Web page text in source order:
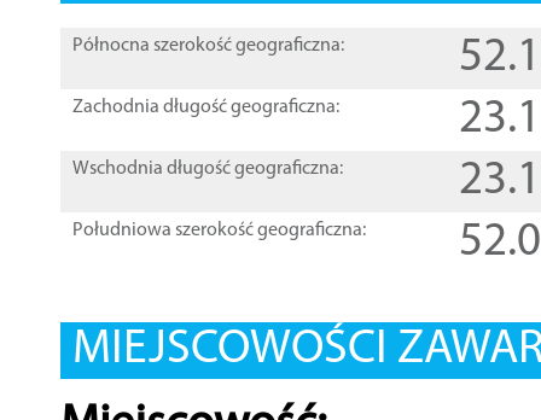
Północna szerokość geograficzna:
Zachodnia długość geograficzna:
Wschodnia długość geograficzna:
Południowa szerokość geograficzna:
MIEJSCOWOŚCI